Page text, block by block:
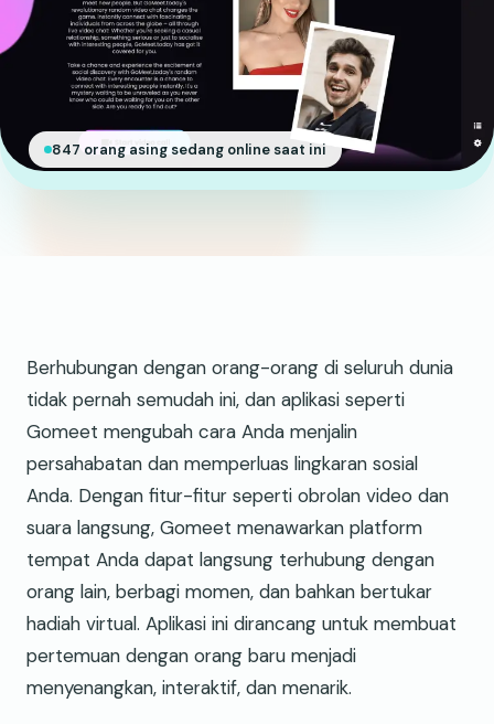
847 orang asing sedang online saat ini
Berhubungan dengan orang-orang di seluruh dunia
tidak pernah semudah ini, dan aplikasi seperti
Gomeet mengubah cara Anda menjalin
persahabatan dan memperluas lingkaran sosial
Anda. Dengan fitur-fitur seperti obrolan video dan
suara langsung, Gomeet menawarkan platform
tempat Anda dapat langsung terhubung dengan
orang lain, berbagi momen, dan bahkan bertukar
hadiah virtual. Aplikasi ini dirancang untuk membuat
pertemuan dengan orang baru menjadi
menyenangkan, interaktif, dan menarik.